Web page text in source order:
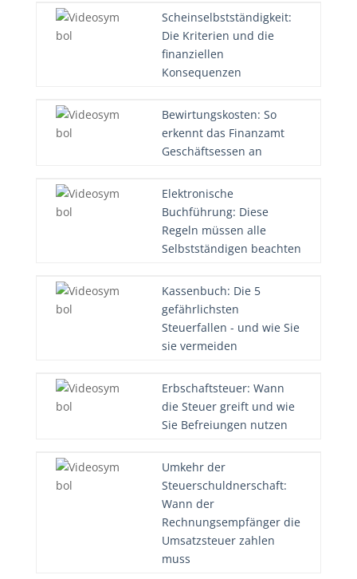
Scheinselbstständigkeit:
Die Kriterien und die
finanziellen
Konsequenzen
Bewirtungskosten: So
erkennt das Finanzamt
Geschäftsessen an
Elektronische
Buchführung: Diese
Regeln müssen alle
Selbstständigen beachten
Kassenbuch: Die 5
gefährlichsten
Steuerfallen - und wie Sie
sie vermeiden
Erbschaftsteuer: Wann
die Steuer greift und wie
Sie Befreiungen nutzen
Umkehr der
Steuerschuldnerschaft:
Wann der
Rechnungsempfänger die
Umsatzsteuer zahlen
muss